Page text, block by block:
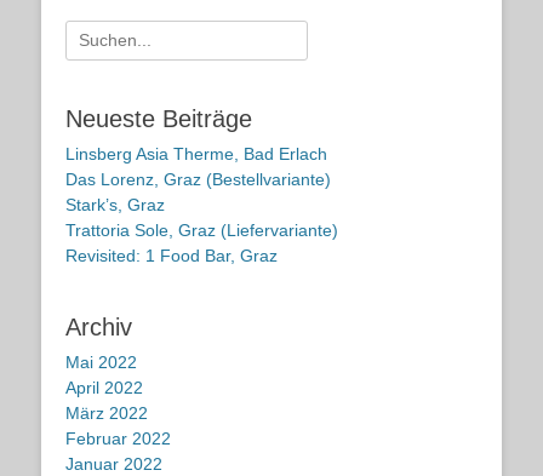
Suche
nach:
Neueste Beiträge
Linsberg Asia Therme, Bad Erlach
Das Lorenz, Graz (Bestellvariante)
Stark’s, Graz
Trattoria Sole, Graz (Liefervariante)
Revisited: 1 Food Bar, Graz
Archiv
Mai 2022
April 2022
März 2022
Februar 2022
Januar 2022